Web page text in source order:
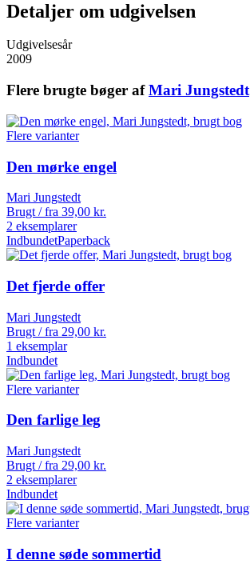
Detaljer om udgivelsen
Udgivelsesår
2009
Flere brugte bøger afMari Jungstedt
Flere varianter
Den mørke engel
Mari Jungstedt
Brugt / fra 39,00 kr.
2 eksemplarer
IndbundetPaperback
Det fjerde offer
Mari Jungstedt
Brugt / fra 29,00 kr.
1 eksemplar
Indbundet
Flere varianter
Den farlige leg
Mari Jungstedt
Brugt / fra 29,00 kr.
2 eksemplarer
Indbundet
Flere varianter
I denne søde sommertid